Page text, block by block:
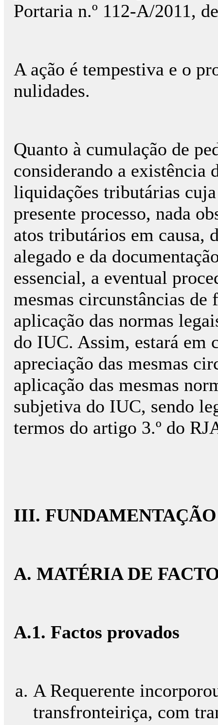
Portaria n.º 112-A/2011,
A ação é tempestiva e o
nulidades.
Quanto à cumulação de
considerando a existência
liquidações tributárias
presente processo, nada
atos tributários em causa,
alegado e da
essencial, a eventual
mesmas circunstâncias de
aplicação das normas
do IUC. Assim, estará em
apreciação das mesmas
aplicação das mesmas
subjetiva do IUC, sendo
termos do artigo 3.º do
III. FUNDAMENTAÇÃO
A. MATÉRIA DE
A.1. Factos provados
A Requerente
transfronteiriça, com